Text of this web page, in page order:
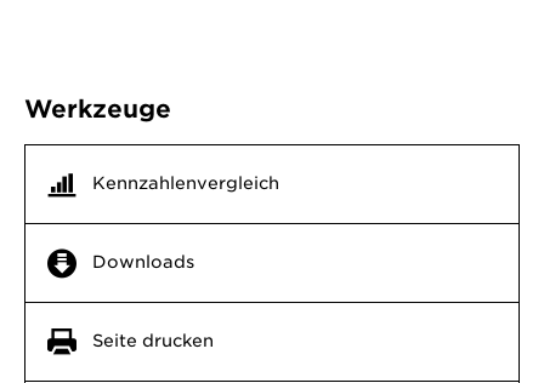
Werkzeuge
Kennzahlenvergleich
Downloads
Seite drucken